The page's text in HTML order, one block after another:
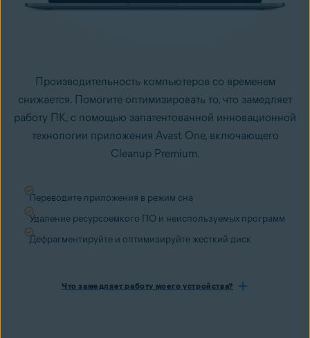
Производительность компьютеров со временем
снижается. Помогите оптимизировать то, что замедляет
работу ПК, с помощью запатентованной инновационной
технологии приложения Avast One, включающего
Cleanup Premium.
Переводите приложения в режим сна
Удаление ресурсоемкого ПО и неиспользуемых программ
Дефрагментируйте и оптимизируйте жесткий диск
Что замедляет работу моего устройства?